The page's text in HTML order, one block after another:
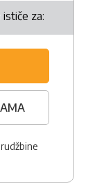
ističe za: